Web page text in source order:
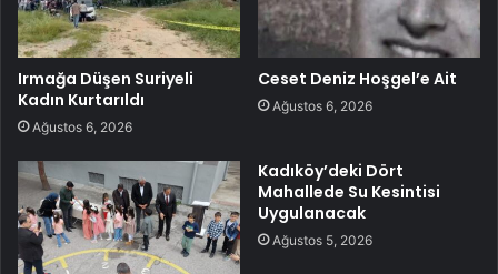
Irmağa Düşen Suriyeli
Kadın Kurtarıldı
Ağustos 6, 2026
Ceset Deniz Hoşgel’e Ait
Ağustos 6, 2026
Kadıköy’deki Dört
Mahallede Su Kesintisi
Uygulanacak
Ağustos 5, 2026